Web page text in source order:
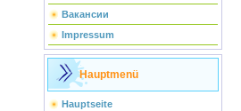
Вакансии
Impressum
Hauptmenü
Hauptseite